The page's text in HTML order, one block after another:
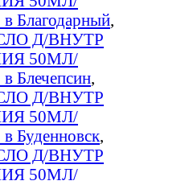
,
Д/ВНУТР
50МЛ/
,
Д/ВНУТР
50МЛ/
,
Д/ВНУТР
50МЛ/